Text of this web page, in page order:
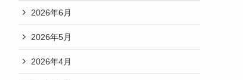
2026年6月
2026年5月
2026年4月